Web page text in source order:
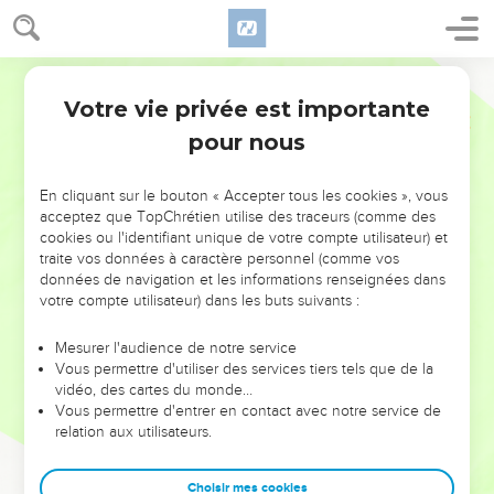
NE MANQUEZ PAS L’ÉVÉNEMENT
DE L’ANNÉE !
ET SI LEURS ERREURS POUVAIENT VOUS ÉVITER LES
VOTRES ?
leur foi ou leur vision. Mais on voit moins les doutes, les erreurs
et les saisons difficiles qu'ils ont traversés, alors même que ce
sont elles qui les ont façonnés.
Dans cette conférence, leaders, entrepreneurs, et responsables
clés pour avancer avec plus de sagesse afin que leurs erreurs
Votre vie privée est importante
pour nous
En cliquant sur le bouton « Accepter tous les cookies », vous
acceptez que TopChrétien utilise des traceurs (comme des
cookies ou l'identifiant unique de votre compte utilisateur) et
traite vos données à caractère personnel (comme vos
données de navigation et les informations renseignées dans
votre compte utilisateur) dans les buts suivants :
Mesurer l'audience de notre service
Vous permettre d'utiliser des services tiers tels que de la
vidéo, des cartes du monde…
Vous permettre d'entrer en contact avec notre service de
relation aux utilisateurs.
Choisir mes cookies